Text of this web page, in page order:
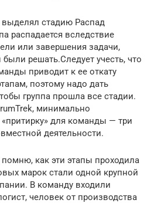
стадию Распад
распадается вследствие
или завершения задачи,
решать.Следует учесть, что
приводит к ее откату
поэтому надо дать
группа прошла все стадии.
минимально
для команды — три
деятельности.
как эти этапы проходила
марок стали одной крупной
В команду входили
человек от производства